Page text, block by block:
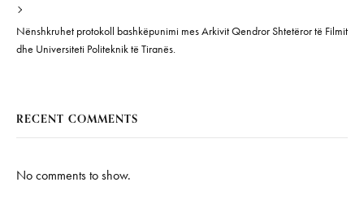
Nënshkruhet protokoll bashkëpunimi mes Arkivit Qendror Shtetëror të Filmit
dhe Universiteti Politeknik të Tiranës.
RECENT COMMENTS
No comments to show.